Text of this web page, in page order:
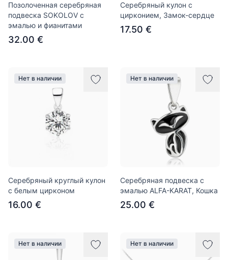
Позолоченная серебряная
подвеска SOKOLOV с
эмалью и фианитами
32.00 €
Серебряный кулон с
цирконием, Замок-сердце
17.50 €
Нет в наличии
Серебряный круглый кулон
с белым цирконом
16.00 €
Нет в наличии
Серебряная подвеска с
эмалью ALFA-KARAT, Кошка
25.00 €
Нет в наличии Нет в наличии